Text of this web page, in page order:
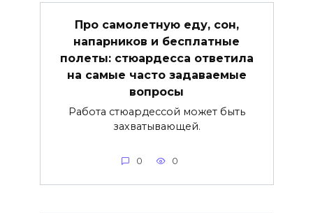
Про самолетную еду, сон,
напарников и бесплатные
полеты: стюардесса ответила
на самые часто задаваемые
вопросы
Работа стюардессой может быть
захватывающей.
0 0